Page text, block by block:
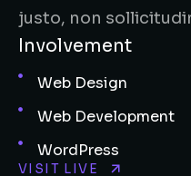
justo, non
Involvement
Web Design
Web Development
WordPress
VISIT LIVE